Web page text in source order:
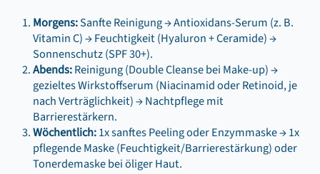
Morgens:Sanfte Reinigung → Antioxidans-Serum (z. B.
Vitamin C) → Feuchtigkeit (Hyaluron + Ceramide) →
Sonnenschutz (SPF 30+).
Abends:Reinigung (Double Cleanse bei Make‑up) →
gezieltes Wirkstoffserum (Niacinamid oder Retinoid, je
nach Verträglichkeit) → Nachtpflege mit
Barrierestärkern.
Wöchentlich:1x sanftes Peeling oder Enzymmaske → 1x
pflegende Maske (Feuchtigkeit/Barrierestärkung) oder
Tonerdemaske bei öliger Haut.